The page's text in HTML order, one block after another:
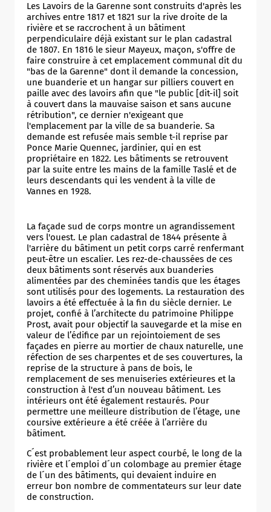
Les Lavoirs de la Garenne sont construits d'après les
archives entre 1817 et 1821 sur la rive droite de la
rivière et se raccrochent à un bâtiment
perpendiculaire déjà existant sur le plan cadastral
de 1807. En 1816 le sieur Mayeux, maçon, s'offre de
faire construire à cet emplacement communal dit du
"bas de la Garenne" dont il demande la concession,
une buanderie et un hangar sur pilliers couvert en
paille avec des lavoirs afin que "le public [dit-il] soit
à couvert dans la mauvaise saison et sans aucune
rétribution", ce dernier n'exigeant que
l'emplacement par la ville de sa buanderie. Sa
demande est refusée mais semble t-il reprise par
Ponce Marie Quennec, jardinier, qui en est
propriétaire en 1822. Les bâtiments se retrouvent
par la suite entre les mains de la famille Taslé et de
leurs descendants qui les vendent à la ville de
Vannes en 1928.
La façade sud de corps montre un agrandissement
vers l'ouest. Le plan cadastral de 1844 présente à
l'arrière du bâtiment un petit corps carré renfermant
peut-être un escalier. Les rez-de-chaussées de ces
deux bâtiments sont réservés aux buanderies
alimentées par des cheminées tandis que les étages
sont utilisés pour des logements. La restauration des
lavoirs a été effectuée à la fin du siècle dernier. Le
projet, confié à l’architecte du patrimoine Philippe
Prost, avait pour objectif la sauvegarde et la mise en
valeur de l’édifice par un rejointoiement de ses
façades en pierre au mortier de chaux naturelle, une
réfection de ses charpentes et de ses couvertures, la
reprise de la structure à pans de bois, le
remplacement de ses menuiseries extérieures et la
construction à l'est d’un nouveau bâtiment. Les
intérieurs ont été également restaurés. Pour
permettre une meilleure distribution de l’étage, une
coursive extérieure a été créée à l’arrière du
bâtiment.
C´est probablement leur aspect courbé, le long de la
rivière et l´emploi d´un colombage au premier étage
de l´un des bâtiments, qui devaient induire en
erreur bon nombre de commentateurs sur leur date
de construction.
ShareThis is disabled. Allow